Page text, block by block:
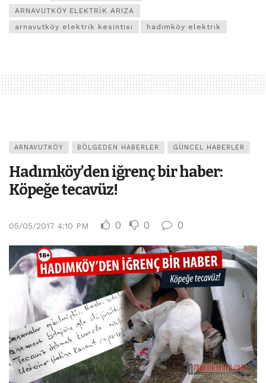
ARNAVUTKÖY ELEKTRİK ARIZA
arnavutköy elektrik kesintisi
hadımköy elektrik
ARNAVUTKÖY BÖLGEDEN HABERLER GÜNCEL HABERLER
Hadımköy’den iğrenç bir haber:
Köpeğe tecavüz!
05/05/2017 4:10 PM 0 0 0